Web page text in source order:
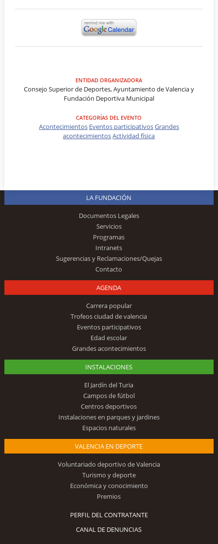
ENTIDAD ORGANIZADORA
Consejo Superior de Deportes, Ayuntamiento de Valencia y
Fundación Deportiva Municipal
CATEGORÍAS DEL EVENTO
Acontecimientos Eventos participativosGrandes
acontecimientosActividad física
LA FUNDACIÓN
Documentos Legales
Servicios
Programas
Intranets
Sugerencias y Reclamaciones/Quejas
Contacto
AGENDA
Carrera popular
Trofeos ciudad de valencia
Eventos participativos
Edad escolar
Grandes acontecimientos
INSTALACIONES
El Jardín del Turia
Campos de fútbol
Centros deportivos
Instalaciones en parques y jardines
Espacios naturales
VALENCIA EN DEPORTE
Voluntariado deportivo de Valencia
Turismo y deporte
Económica y conocimiento
Premios
PERFIL DEL CONTRATANTE
CANAL DE DENUNCIAS